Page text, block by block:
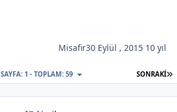
Misafir30 Eylül , 2015 10 yıl
SONRAKI
SAYFA: 1 - TOPLAM: 59